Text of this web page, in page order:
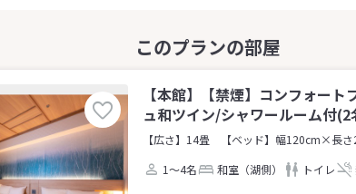
【本館】【禁煙】コンフォー
ュ和ツイン/シャワールーム付
【広さ】14畳
【ベッド】幅120cm×長さ
1～4名
和室（湖側） トイレ